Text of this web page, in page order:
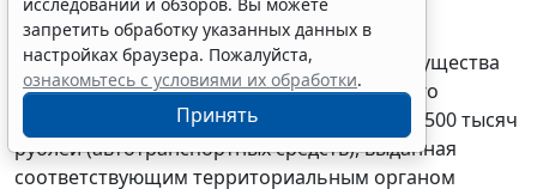
автотранспортного средства.
1.10. Выписка из реестра федерального имущества
на данный объект федерального движимого
имущества балансовой стоимостью более 500 тысяч
рублей (автотранспортных средств), выданная
соответствующим территориальным органом
запретить обработку указанных данных в
настройках браузера. Пожалуйста,
ознакомьтесь с условиями их обработки.
Принять